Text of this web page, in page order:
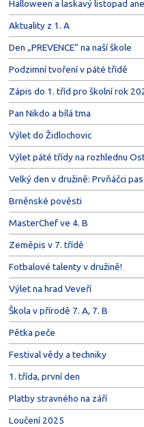
Halloween a laskavý listopad
Aktuality z 1. A
Den „PREVENCE“ na naší škole
Podzimní tvoření v páté třídě
Zápis do 1. tříd pro školní rok
Pan Nikdo a bílá tma
Výlet do Židlochovic
Výlet páté třídy na rozhlednu
Velký den v družině: Prvňáčci
Brněnské pověsti
MasterChef ve 4. B
Zeměpis v 7. třídě
Fotbalové talenty v družině!
Výlet na hrad Veveří
Škola v přírodě 7. A, 7. B
Pětka peče
Festival vědy a techniky
1. třída, první den
Platby stravného na září
Loučení 2025